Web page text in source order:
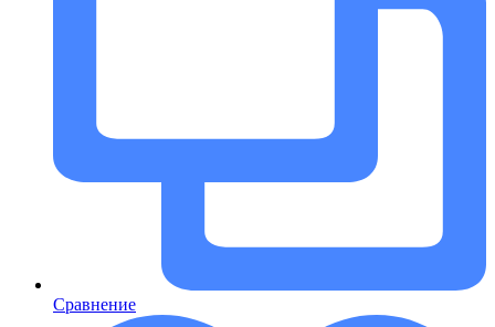
Сравнение